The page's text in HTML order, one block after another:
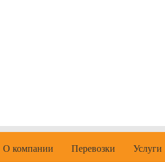
О компании Перевозки Услуги